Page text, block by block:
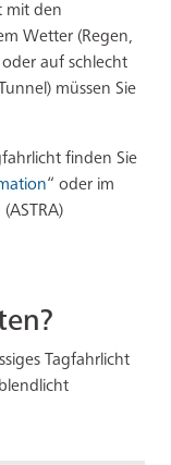
mit den
Wetter (Regen,
auf schlecht
müssen Sie
finden Sie
“ oder im
Tagfahrlicht